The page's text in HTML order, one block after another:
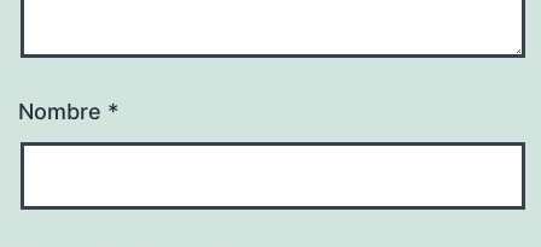
Nombre *